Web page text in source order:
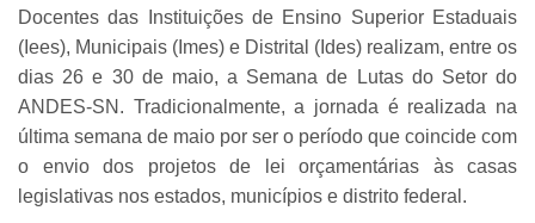
Docentes das Instituições de Ensino Superior Estaduais
(Iees), Municipais (Imes) e Distrital (Ides) realizam, entre os
dias 26 e 30 de maio, a Semana de Lutas do Setor do
ANDES-SN. Tradicionalmente, a jornada é realizada na
última semana de maio por ser o período que coincide com
o envio dos projetos de lei orçamentárias às casas
legislativas nos estados, municípios e distrito federal.